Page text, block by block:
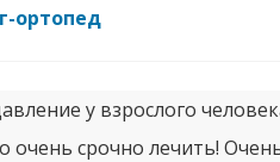
ортопед
у взрослого
очень срочно лечить!